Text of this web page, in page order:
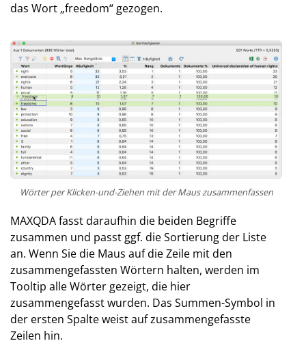
das Wort „freedom“ gezogen.
Wörter per Klicken-und-Ziehen mit der Maus zusammenfassen
MAXQDA fasst daraufhin die beiden Begriffe
zusammen und passt ggf. die Sortierung der Liste
an. Wenn Sie die Maus auf die Zeile mit den
zusammengefassten Wörtern halten, werden im
Tooltip alle Wörter gezeigt, die hier
zusammengefasst wurden. Das Summen-Symbol in
der ersten Spalte weist auf zusammengefasste
Zeilen hin.